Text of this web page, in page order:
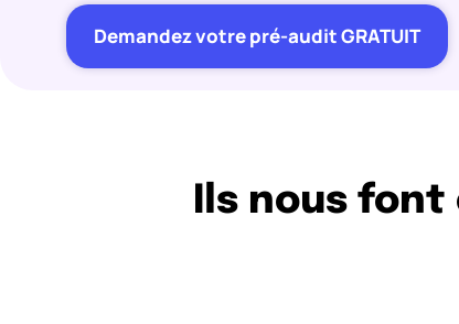
Demandez votre pré-audit GRATUIT
Ils nous